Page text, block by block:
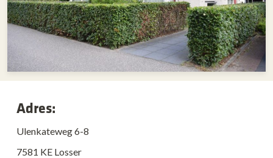
Adres:
Ulenkateweg 6-8
7581 KE Losser